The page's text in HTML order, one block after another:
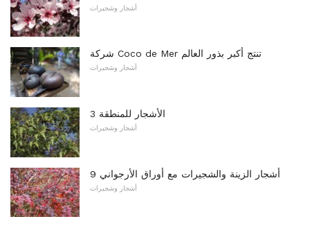
أشجار وشجيرات
شركة Coco de Mer تنتج أكبر بذور العالم
أشجار وشجيرات
الأشجار للمنطقة 3
أشجار وشجيرات
9 أشجار الزينة والشجيرات مع أوراق الأرجواني
أشجار وشجيرات